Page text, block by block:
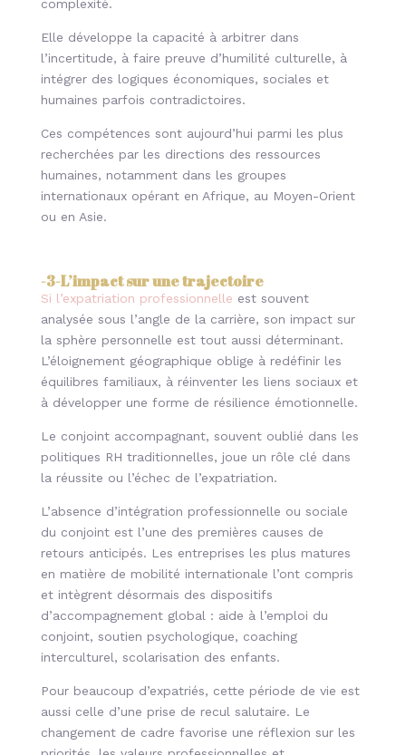
complexité.
Elle développe la capacité à arbitrer dans
l’incertitude, à faire preuve d’humilité culturelle, à
intégrer des logiques économiques, sociales et
humaines parfois contradictoires.
Ces compétences sont aujourd’hui parmi les plus
recherchées par les directions des ressources
humaines, notamment dans les groupes
internationaux opérant en Afrique, au Moyen-Orient
ou en Asie.
-3-L’impact sur une trajectoire
Si l’expatriation professionnelle est souvent
analysée sous l’angle de la carrière, son impact sur
la sphère personnelle est tout aussi déterminant.
L’éloignement géographique oblige à redéfinir les
équilibres familiaux, à réinventer les liens sociaux et
à développer une forme de résilience émotionnelle.
Le conjoint accompagnant, souvent oublié dans les
politiques RH traditionnelles, joue un rôle clé dans
la réussite ou l’échec de l’expatriation.
L’absence d’intégration professionnelle ou sociale
du conjoint est l’une des premières causes de
retours anticipés. Les entreprises les plus matures
en matière de mobilité internationale l’ont compris
et intègrent désormais des dispositifs
d’accompagnement global : aide à l’emploi du
conjoint, soutien psychologique, coaching
interculturel, scolarisation des enfants.
Pour beaucoup d’expatriés, cette période de vie est
aussi celle d’une prise de recul salutaire. Le
changement de cadre favorise une réflexion sur les